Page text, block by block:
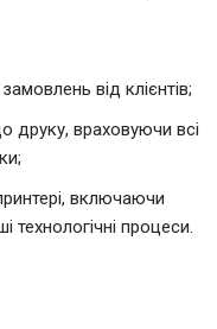
від клієнтів;
друку, враховуючи всі
включаючи
технологічні процеси.